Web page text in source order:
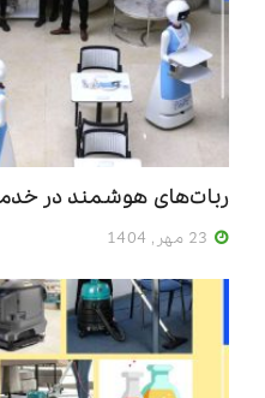
ربات‌های هوشمند در